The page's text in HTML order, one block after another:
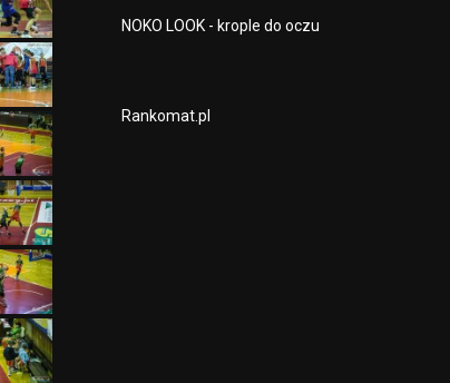
NOKO LOOK - krople do oczu
Rankomat.pl